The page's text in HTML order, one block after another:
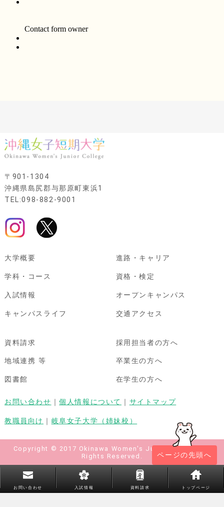
ページの先頭へ
〒901-1304
沖縄県島尻郡与那原町東浜1
TEL:098-882-9001
大学概要
学科・コース
入試情報
キャンパスライフ
進路・キャリア
資格・検定
オープンキャンパス
交通アクセス
資料請求
地域連携 等
図書館
採用担当者の方へ
卒業生の方へ
在学生の方へ
お問い合わせ ｜個人情報について ｜ サイトマップ
教職員向け ｜ 岐阜女子大学（姉妹校）
Copyright © 2017 Okinawa Women's Junior College All
Rights Reserved.
お問い合わせ 入試情報 資料請求 トップページ